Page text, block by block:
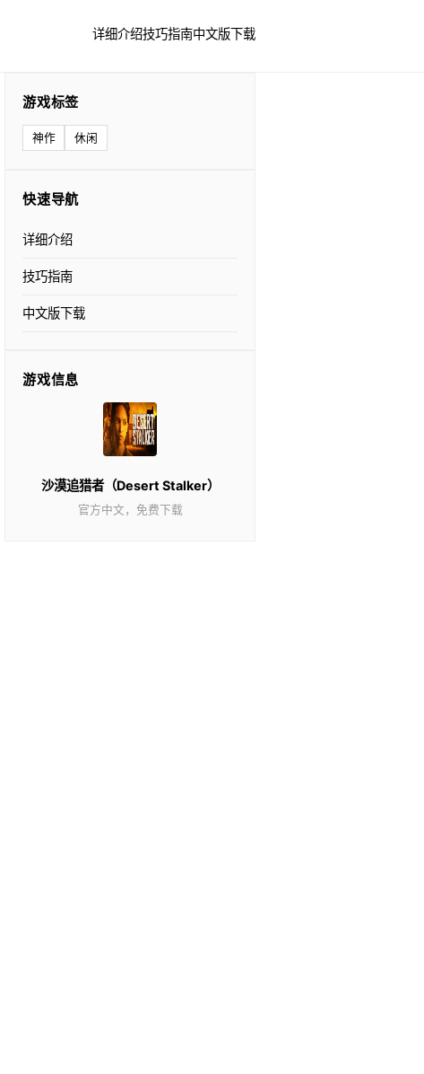
详细介绍技巧指南中文版下载
游戏标签
神作 休闲
快速导航
详细介绍
技巧指南
中文版下载
游戏信息
沙漠追猎者（Desert Stalker）
官方中文，免费下载